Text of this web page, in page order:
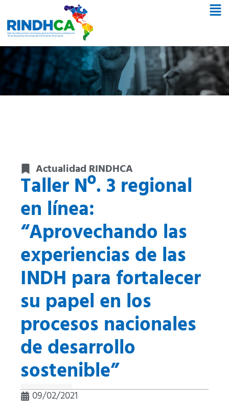
Actualidad RINDHCA
Taller Nº. 3 regional
en línea:
“Aprovechando las
experiencias de las
INDH para fortalecer
su papel en los
procesos nacionales
de desarrollo
sostenible”
09/02/2021